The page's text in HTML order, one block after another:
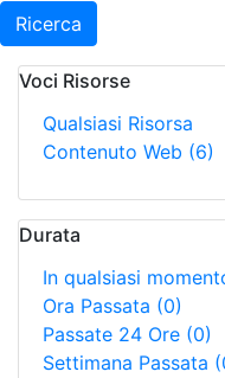
Ricerca
Voci Risorse
Qualsiasi Risorsa
Contenuto Web (6)
Durata
In qualsiasi
Ora Passata (0)
Passate 24 Ore (0)
Settimana Passata